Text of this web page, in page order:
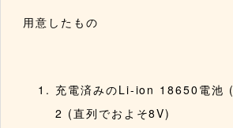
用意したもの
充電済みのLi-ion 18650電池
2 (直列でおよそ8V)